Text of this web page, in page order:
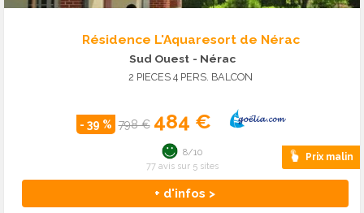
Résidence L'Aquaresort de Nérac
Sud Ouest - Nérac
2 PIECES 4 PERS. BALCON
- 39 % 798 € 484 €
Prix malin
+ d'infos >
8/10
77 avis sur 5 sites